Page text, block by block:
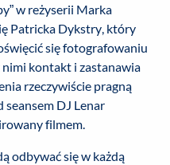
w reżyserii Marka
Patricka Dykstry, który
się fotografowaniu
kontakt i zastanawia
rzeczywiście pragną
seansem DJ Lenar
filmem.
odbywać się w każdą